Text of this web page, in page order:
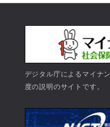
デジタル庁によるマイナ
度の説明のサイトです。